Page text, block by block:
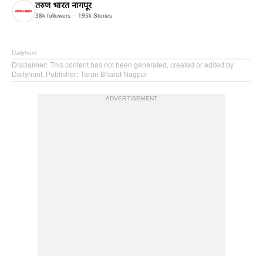
तरुण भारत नागपूर
38k followers 195k Stories
Dailyhunt
Disclaimer: This content has not been generated, created or edited by
Dailyhunt. Publisher: Tarun Bharat Nagpur
ADVERTISEMENT